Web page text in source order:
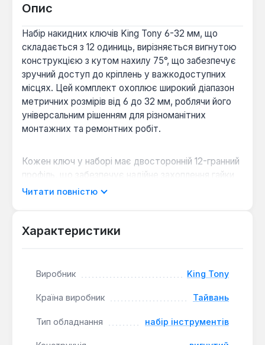
Опис
Набір накидних ключів King Tony 6-32 мм, що
складається з 12 одиниць, вирізняється вигнутою
конструкцією з кутом нахилу 75°, що забезпечує
зручний доступ до кріплень у важкодоступних
місцях. Цей комплект охоплює широкий діапазон
метричних розмірів від 6 до 32 мм, роблячи його
універсальним рішенням для різноманітних
монтажних та ремонтних робіт.
Кожен ключ у наборі має двосторонній 12-гранний
профіль, що забезпечує надійне захоплення гайки
або болта, мінімізуючи ризик пошкодження граней.
або в обмеженому просторі, де прямі ключі
Набір поставляється у зручному чохлі з матеріалу
легке транспортування інструментів. Це
допомагає підтримувати порядок у майстерні або
на робочому місці та швидко знаходити потрібний
Читати повністю
Характеристики
Виробник King Tony
Країна виробник Тайвань
Тип обладнання набір інструментів